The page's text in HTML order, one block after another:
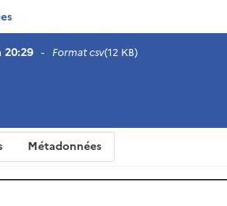
- Format csv(12 KB)
Métadonnées